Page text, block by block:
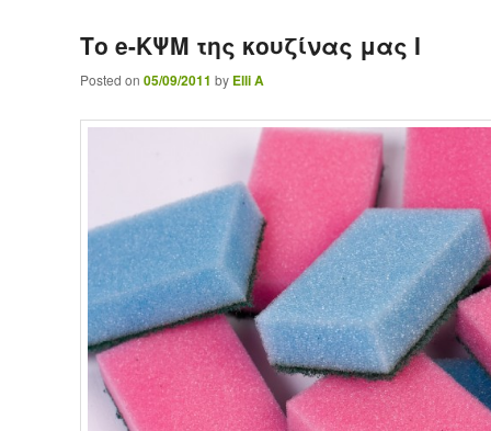
Το e-ΚΨΜ της κουζίνας μας Ι
Posted on 05/09/2011 by Elli A